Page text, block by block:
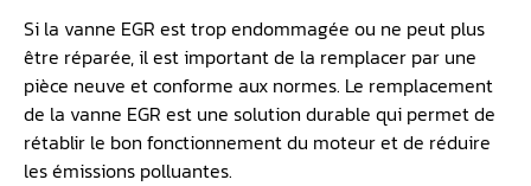
Si la vanne EGR est trop endommagée ou ne peut plus
être réparée, il est important de la remplacer par une
pièce neuve et conforme aux normes. Le remplacement
de la vanne EGR est une solution durable qui permet de
rétablir le bon fonctionnement du moteur et de réduire
les émissions polluantes.